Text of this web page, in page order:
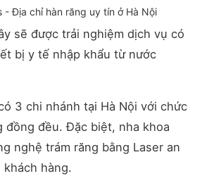
- Địa chỉ hàn răng uy tín ở Hà Nội
sẽ được trải nghiệm dịch vụ có
bị y tế nhập khẩu từ nước
3 chi nhánh tại Hà Nội với chức
đồng đều. Đặc biệt, nha khoa
nghệ trám răng bằng Laser an
hàng.